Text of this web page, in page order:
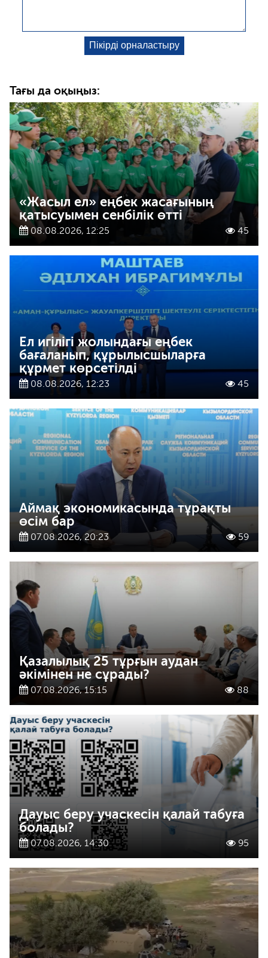
Тағы да оқыңыз:
«Жасыл ел» еңбек жасағының
қатысуымен сенбілік өтті
08.08.2026, 12:25 45
Ел игілігі жолындағы еңбек
бағаланып, құрылысшыларға
құрмет көрсетілді
08.08.2026, 12:23 45
Аймақ экономикасында тұрақты
өсім бар
07.08.2026, 20:23 59
Қазалылық 25 тұрғын аудан
әкімінен не сұрады?
07.08.2026, 15:15 88
Дауыс беру учаскесін қалай табуға
болады?
07.08.2026, 14:30 95